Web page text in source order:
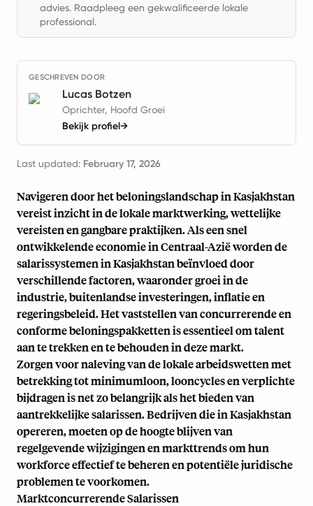
advies. Raadpleeg een gekwalificeerde lokale
professional.
GESCHREVEN DOOR
Lucas Botzen
Oprichter, Hoofd Groei
Bekijk profiel→
Last updated: February 17, 2026
Navigeren door het beloningslandschap in Kasjakhstan
vereist inzicht in de lokale marktwerking, wettelijke
vereisten en gangbare praktijken. Als een snel
ontwikkelende economie in Centraal-Azië worden de
salarissystemen in Kasjakhstan beïnvloed door
verschillende factoren, waaronder groei in de
industrie, buitenlandse investeringen, inflatie en
regeringsbeleid. Het vaststellen van concurrerende en
conforme beloningspakketten is essentieel om talent
aan te trekken en te behouden in deze markt.
Zorgen voor naleving van de lokale arbeidswetten met
betrekking tot minimumloon, looncycles en verplichte
bijdragen is net zo belangrijk als het bieden van
aantrekkelijke salarissen. Bedrijven die in Kasjakhstan
opereren, moeten op de hoogte blijven van
regelgevende wijzigingen en markttrends om hun
workforce effectief te beheren en potentiële juridische
problemen te voorkomen.
Marktconcurrerende Salarissen